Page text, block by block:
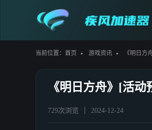
当前位置： 首页 游戏资讯 《明日方
《明日方舟》[活
729次浏览 2024-12-24